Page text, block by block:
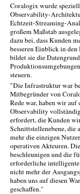
Coralogix wurde
Observability-
Echtzeit-Streaming-
großem Maßstab
dazu bei, dass Kunden
besseren Einblick in
bildet sie die
steuern.
"Die Infrastruktur war
Mitbegründer von
Rede war, haben wir auf
Observability
erfordert, die Kunden
Schnittstellenebene, die
mehr die einzigen
operativen Akteuren.
beschleunigen und die
erforderliche
nicht mehr der
haben uns auf diesen
geschaffen."